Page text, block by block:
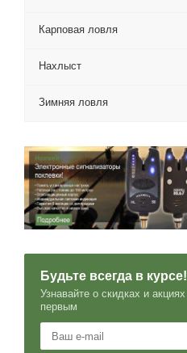
Карповая ловля
Нахлыст
Зимняя ловля
Будьте всегда в курсе!
Узнавайте о скидках и акциях
первым